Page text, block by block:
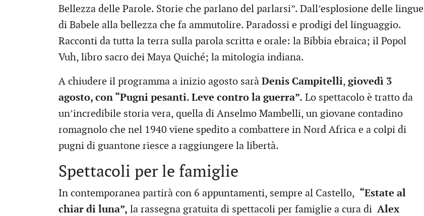
Bellezza delle Parole. Storie che parlano del parlarsi”. Dall’esplosione delle lingue
di Babele alla bellezza che fa ammutolire. Paradossi e prodigi del linguaggio.
Racconti da tutta la terra sulla parola scritta e orale: la Bibbia ebraica; il Popol
Vuh, libro sacro dei Maya Quiché; la mitologia indiana.
A chiudere il programma a inizio agosto sarà Denis Campitelli, giovedì 3
agosto, con “Pugni pesanti. Leve contro la guerra”. Lo spettacolo è tratto da
un’incredibile storia vera, quella di Anselmo Mambelli, un giovane contadino
romagnolo che nel 1940 viene spedito a combattere in Nord Africa e a colpi di
pugni di guantone riesce a raggiungere la libertà.
Spettacoli per le famiglie
In contemporanea partirà con 6 appuntamenti, sempre al Castello, “Estate al
chiar di luna”, la rassegna gratuita di spettacoli per famiglie a cura di Alex